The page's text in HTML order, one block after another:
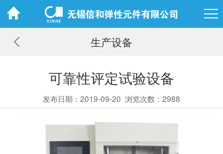
生产设备
可靠性评定试验设备
发布日期：2019-09-20 浏览次数：2988